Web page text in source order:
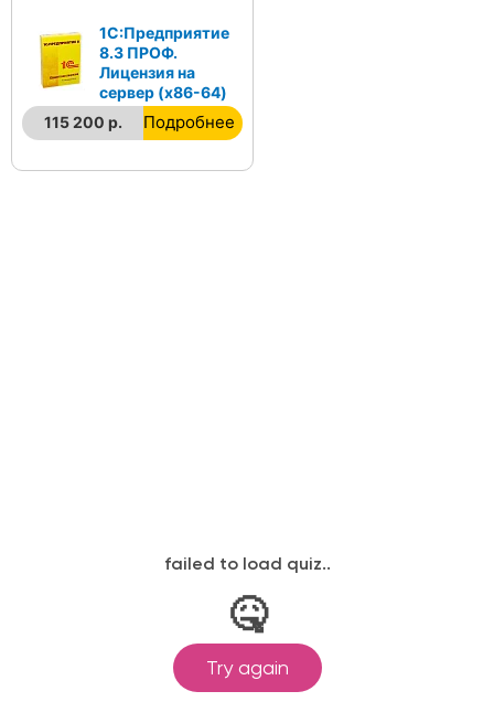
1С:Предприятие
8.3 ПРОФ.
Лицензия на
сервер (x86-64)
115 200 р.
Подробнее